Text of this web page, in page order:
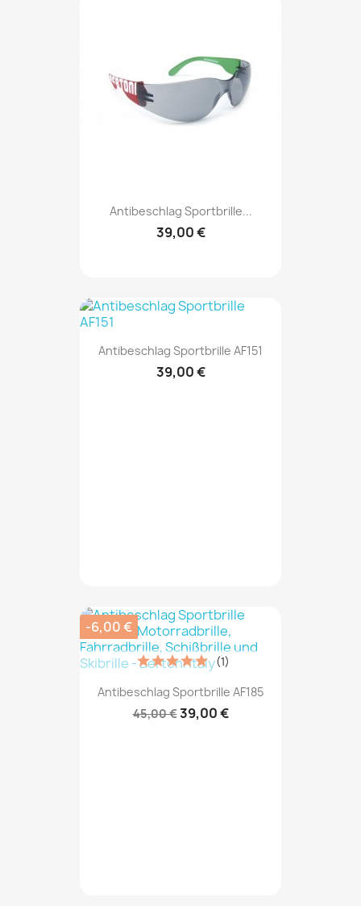
Antibeschlag Sportbrille...
39,00 €
Antibeschlag Sportbrille AF151
39,00 €
Antibeschlag Sportbrille AF185
45,00 €39,00 €
(1)
-6,00 €